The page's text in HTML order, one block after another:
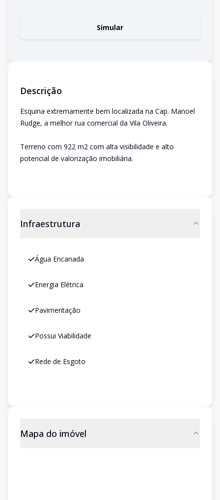
Simular
Descrição
Esquina extremamente bem localizada na Cap. Manoel
Rudge, a melhor rua comercial da Vila Oliveira.
Terreno com 922 m2 com alta visibilidade e alto
potencial de valorização imobiliária.
Infraestrutura
Água Encanada
Energia Elétrica
Pavimentação
Possui Viabilidade
Rede de Esgoto
Mapa do imóvel